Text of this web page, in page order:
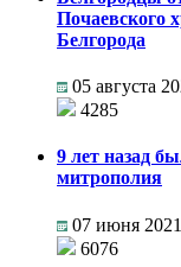
Почаевского
Белгорода
05 августа
4285
9 лет назад
митрополия
07 июня 2021
6076